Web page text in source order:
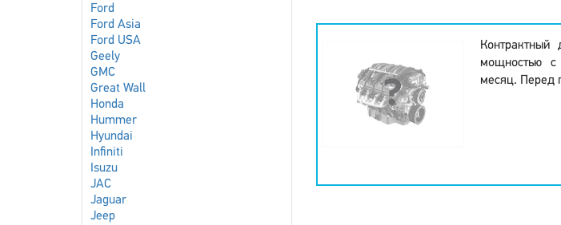
Ford
Ford Asia
Ford USA
Geely
GMC
Great Wall
Honda
Hummer
Hyundai
Infiniti
Isuzu
JAC
Jaguar
Jeep
мощностью с
месяц. Перед